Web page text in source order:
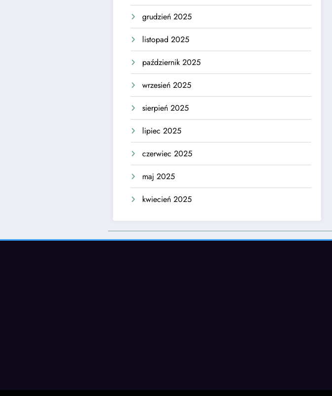
grudzień 2025
listopad 2025
październik 2025
wrzesień 2025
sierpień 2025
lipiec 2025
czerwiec 2025
maj 2025
kwiecień 2025